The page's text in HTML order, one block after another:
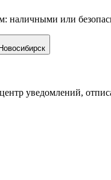
наличными или
уведомлений,